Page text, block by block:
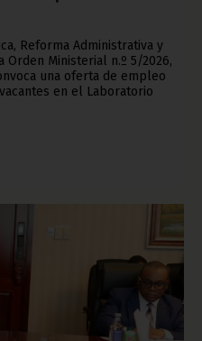
Reforma Administrativa y
Orden Ministerial n.º 5/2026,
una oferta de empleo
en el Laboratorio